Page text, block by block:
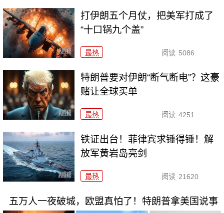
打伊朗五个月仗，把美军打成了
“十口锅九个盖”
最热 阅读 5086
特朗普要对伊朗“断气断电”？这豪
赌让全球买单
最热 阅读 4251
铁证出台！菲律宾求锤得锤！解
放军黄岩岛亮剑
最热 阅读 21620
五万人一夜破城，欧盟真怕了！特朗普拿美国说事